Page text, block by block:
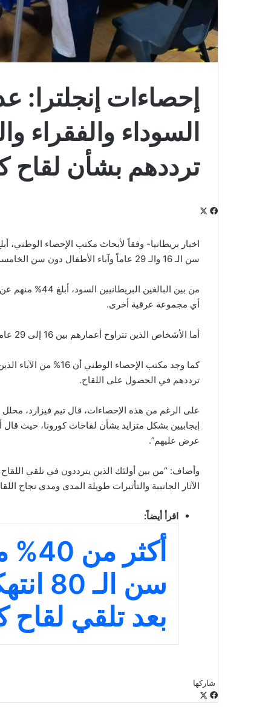
إحصاءات إنجلترا:
السوداء والفقراء
ترددهم بشأن لقاح
فيسبوك
اخبار بريطانيا- وفقاً لأبحاث مكتب الإحصاء
سن الـ 16 والـ 29 عاماً وآباء الأطفال دون سن الخامسة والفقراء في إنجلترا عن قلقهم من تلقي لقاح فيروس كورونا.
من بين
أي مجموعة عرقية أخرى.
أما الأشخاص الذين تتراوح أعمارهم بين 16 إلى 29 عاماً فقد أبلغ 17% منهم عن ترددهم من تلقي لقاح كورونا.
كما وجد مكتب
ترددهم في الحصول على اللقاح.
إيجابيين بشكل متزايد بشأن لقاحات كورونا، حيث
عرض عليهم”.
وأضاف: “من بين أولئك الذين يترددون في تلقي
الآثار الجانبية والتأثيرات طويلة المدى ومدى نجاح
اقرأ أيضاً:
سن
بعد تلقي لقاح
شاركها
فيسبوك